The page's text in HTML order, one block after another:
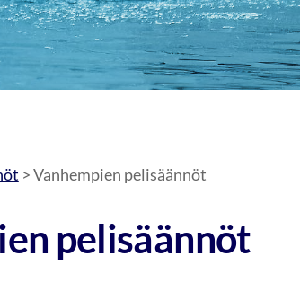
> Vanhempien pelisäännöt
pelisäännöt